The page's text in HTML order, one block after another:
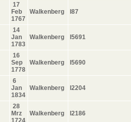
17
Feb
1767
Walkenberg I87
14
Jan
1783
Walkenberg I5691
16
Sep
1778
Walkenberg I5690
6
Jan
1834
Walkenberg I2204
28
Mrz
1724
Walkenberg I2186